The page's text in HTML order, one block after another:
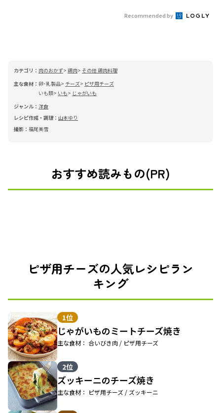
Recommended by
カテゴリ： 肉のおかず 鶏肉 その他 鶏肉料理
主な食材： 卵･乳製品 チーズ
ピザ用チーズ
いも類
いも
じゃがいも
ジャンル： 洋食
レシピ作成・調理： 山本ゆり
撮影： 福尾美雪
おすすめ読みもの(PR)
ピザ用チーズの人気レシピラン
キング
1位
じゃがいものミートチーズ焼き
主な食材： 合いびき肉 / ピザ用チーズ
2位
ズッキーニのチーズ焼き
主な食材： ピザ用チーズ / ズッキーニ